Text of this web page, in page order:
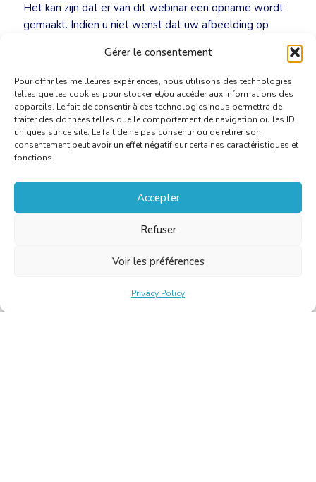
Gérer le consentement
Pour offrir les meilleures expériences, nous utilisons des technologies
telles que les cookies pour stocker et/ou accéder aux informations des
appareils. Le fait de consentir à ces technologies nous permettra de
traiter des données telles que le comportement de navigation ou les ID
uniques sur ce site. Le fait de ne pas consentir ou de retirer son
consentement peut avoir un effet négatif sur certaines caractéristiques et
fonctions.
Accepter
Refuser
Voir les préférences
Privacy Policy
Het kan zijn dat er van dit webinar een opname wordt
gemaakt. Indien u niet wenst dat uw afbeelding op
het volledige webinar uitschakelen.